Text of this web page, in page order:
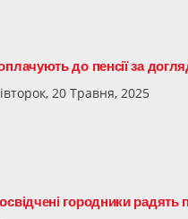
до пенсії за
20 Травня, 2025
городники